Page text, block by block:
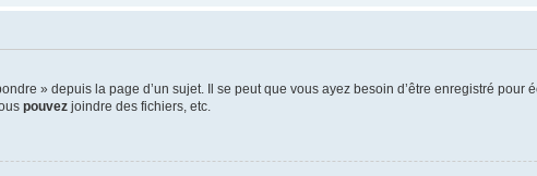
» depuis la page d’un sujet. Il se peut que vous ayez besoin d’être enregistré
pouvez joindre des fichiers, etc.